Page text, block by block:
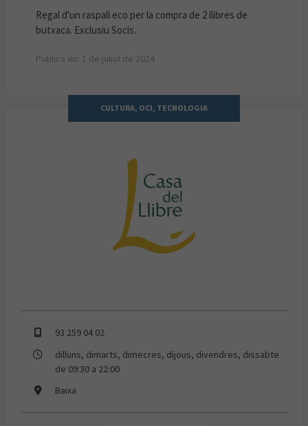
Regal d'un raspall eco per la compra de 2 llibres de
butxaca. Exclusiu Socis.
Publica en: 1 de juliol de 2024
CULTURA, OCI, TECNOLOGIA
93 259 04 02
dilluns, dimarts, dimecres, dijous, divendres, dissabte
de 09:30 a 22:00
Baixa